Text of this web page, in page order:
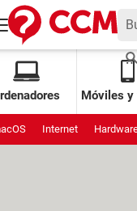
Móviles y
Internet